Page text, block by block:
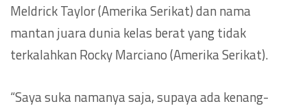
Meldrick Taylor (Amerika Serikat) dan nama
mantan juara dunia kelas berat yang tidak
terkalahkan Rocky Marciano (Amerika Serikat).
“Saya suka namanya saja, supaya ada kenang-